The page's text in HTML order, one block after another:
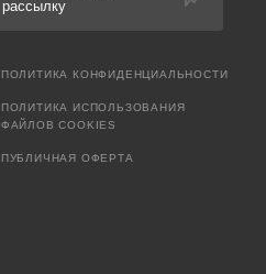
рассылку
ПОЛИТИКА КОНФИДЕНЦИАЛЬНОСТИ
ПОЛИТИКА ИСПОЛЬЗОВАНИЯ
ФАЙЛОВ COOKIES
ПУБЛИЧНАЯ ОФЕРТА